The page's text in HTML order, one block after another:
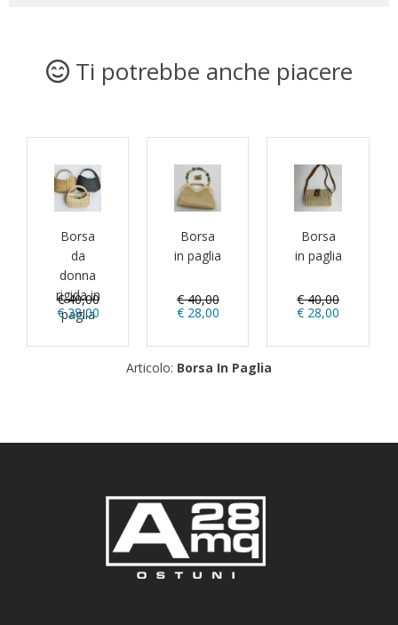
Ti potrebbe anche piacere
Borsa
da
donna
rigida in
paglia
€ 40,00
€ 28,00
Borsa
in paglia
€ 40,00
€ 28,00
Borsa
in paglia
€ 40,00
€ 28,00
Articolo: Borsa In Paglia